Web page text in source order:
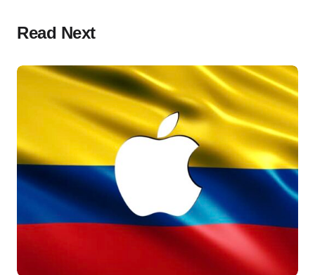
Read Next